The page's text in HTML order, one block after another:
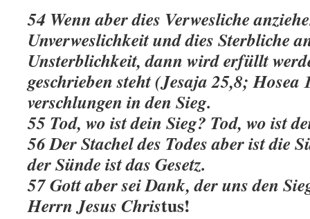
54 Wenn aber dies Verwesliche
Unverweslichkeit und dies Sterbliche
Unsterblichkeit, dann wird erfüllt
geschrieben steht (Jesaja 25,8;
verschlungen in den Sieg.
55 Tod, wo ist dein Sieg? Tod, wo ist
56 Der Stachel des Todes aber ist die
der Sünde ist das Gesetz.
57 Gott aber sei Dank, der uns den
Herrn Jesus Christus!